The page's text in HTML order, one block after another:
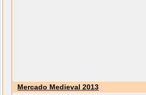
Mercado Medieval 2013